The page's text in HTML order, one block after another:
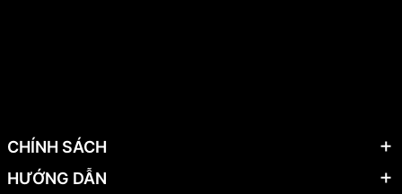
CHÍNH SÁCH
HƯỚNG DẪN